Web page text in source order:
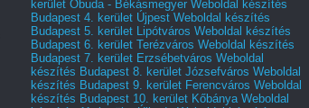
kerület Óbuda - Békásmegyer Weboldal készítés
Budapest 4. kerület Újpest Weboldal készítés
Budapest 5. kerület Lipótváros Weboldal készítés
Budapest 6. kerület Terézváros Weboldal készítés
Budapest 7. kerület Erzsébetváros Weboldal
készítés Budapest 8. kerület Józsefváros Weboldal
készítés Budapest 9. kerület Ferencváros Weboldal
készítés Budapest 10. kerület Kőbánya Weboldal